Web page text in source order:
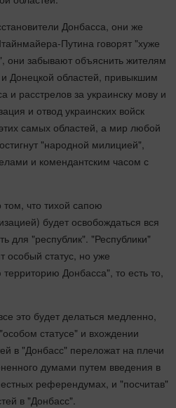
Донбасса, они же
Путина говорят "хуже
они забывают объяснить жителям
Донецкой областей, привыкшим
и расстрелов за украинску мову и
и отвод украинских войск
самых областей, а мир любой
"народной милицией",
и комендантским часом с
том, что тихой сапою
будет освобождаться вся
для "республик". "Республики"
особый статус, но уже
Донбасса", то есть то,
это будет делаться медленно,
статусе" и вхождении
в "Донбасс" переложат на плечи
думами путем введения в
референдумах, и "посчитав"
в "Донбасс".